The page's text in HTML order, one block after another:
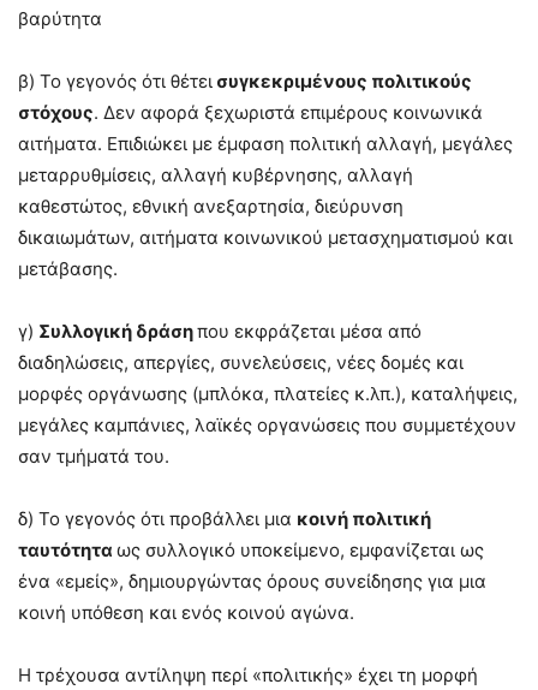
βαρύτητα
β) Το γεγονός ότι θέτει συγκεκριμένους πολιτικούς
στόχους. Δεν αφορά ξεχωριστά επιμέρους κοινωνικά
αιτήματα. Επιδιώκει με έμφαση πολιτική αλλαγή, μεγάλες
μεταρρυθμίσεις, αλλαγή κυβέρνησης, αλλαγή
καθεστώτος, εθνική ανεξαρτησία, διεύρυνση
δικαιωμάτων, αιτήματα κοινωνικού μετασχηματισμού και
μετάβασης.
γ) Συλλογική δράσηπου εκφράζεται μέσα από
διαδηλώσεις, απεργίες, συνελεύσεις, νέες δομές και
μορφές οργάνωσης (μπλόκα, πλατείες κ.λπ.), καταλήψεις,
μεγάλες καμπάνιες, λαϊκές οργανώσεις που συμμετέχουν
σαν τμήματά του.
δ) Το γεγονός ότι προβάλλει μια κοινή πολιτική
ταυτότητα ως συλλογικό υποκείμενο, εμφανίζεται ως
ένα «εμείς», δημιουργώντας όρους συνείδησης για μια
κοινή υπόθεση και ενός κοινού αγώνα.
Η τρέχουσα αντίληψη περί «πολιτικής» έχει τη μορφή